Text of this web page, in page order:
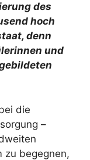
des
hoch
denn
und
die
–
zu begegnen,